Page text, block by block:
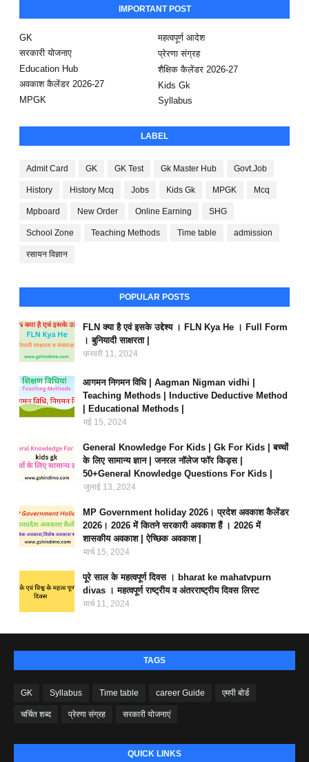
IMPORTANT POST
GK
महत्वपूर्ण आदेश
सरकारी योजनाए
प्रेरणा संग्रह
Education Hub
शैक्षिक कैलेंडर 2026-27
अवकाश कैलेंडर 2026-27
Kids Gk
MPGK
Syllabus
LABEL
Admit Card GK GK Test Gk Master Hub Govt.Job
History History Mcq Jobs Kids Gk MPGK Mcq
Mpboard New Order Online Earning SHG
School Zone Teaching Methods Time table admission
रसायन विज्ञान
POPULAR POSTS
FLN क्या है एवं इसके उद्देश्य । FLN Kya He । Full Form
। बुनियादी साक्षरता |
फ़रवरी 11, 2024
आगमन निगमन विधि | Aagman Nigman vidhi |
Teaching Methods | Inductive Deductive Method
| Educational Methods |
मई 15, 2024
General Knowledge For Kids | Gk For Kids | बच्चों
के लिए सामान्य ज्ञान | जनरल नॉलेज फॉर किड्स |
50+General Knowledge Questions For Kids |
जुलाई 13, 2024
MP Government holiday 2026। प्रदेश अवकाश कैलेंडर
2026। 2026 में कितने सरकारी अवकाश हैं । 2026 में
शासकीय अवकाश | ऐच्छिक अवकाश |
मार्च 15, 2024
पूरे साल के महत्वपूर्ण दिवस । bharat ke mahatvpurn
divas । महत्वपूर्ण राष्ट्रीय व अंतरराष्ट्रीय दिवस लिस्ट
मार्च 11, 2024
TAGS
GK Syllabus Time table career Guide एमपी बोर्ड
चर्चित शब्द प्रेरणा संग्रह सरकारी योजनाएं
QUICK LINKS